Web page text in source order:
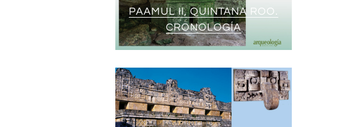
PAAMUL II, QUINTANA ROO.
CRONOLOGÍA